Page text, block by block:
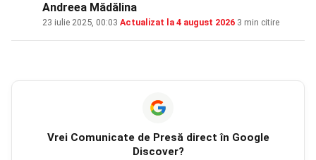
Andreea Mădălina
23 iulie 2025, 00:03 Actualizat la 4 august 2026 3 min citire
Vrei Comunicate de Presădirect în Google
Discover?